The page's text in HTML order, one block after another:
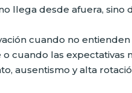
llega desde afuera, sino
cuando no
cuando las expectativas
ausentismo y alta